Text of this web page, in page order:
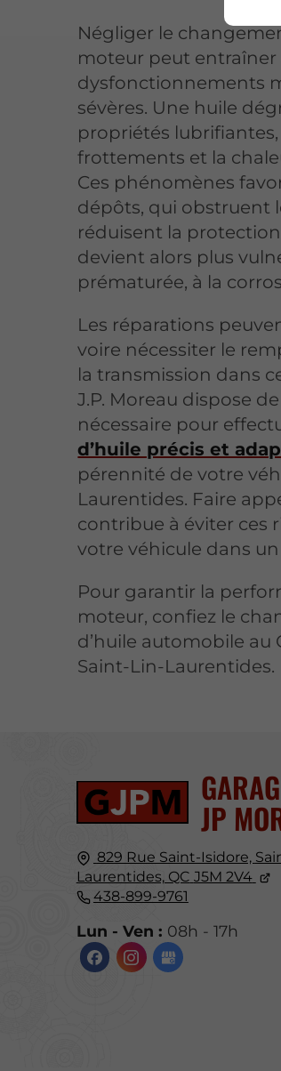
Négliger le
moteur peut entraîner
dysfonctionnements
sévères. Une huile
propriétés
frottements et la
Ces phénomènes
dépôts, qui obstruent
réduisent la
devient alors plus
prématurée, à la
Les réparations
voire nécessiter le
la transmission dans
J.P. Moreau dispose
nécessaire pour
d’huile précis et
pérennité de votre
Laurentides. Faire
contribue à éviter ces
votre véhicule dans
Pour garantir la
moteur, confiez le
d’huile automobile au
Saint-Lin-Laurentides.
JP
829 Rue Saint-Isidore,
Laurentides, QC J5M 2V4
438-899-9761
Lun - Ven : 08h - 17h